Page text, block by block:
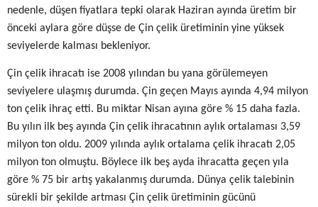
nedenle, düşen fiyatlara tepki olarak Haziran ayında üretim bir
önceki aylara göre düşse de Çin çelik üretiminin yine yüksek
seviyelerde kalması bekleniyor.
Çin çelik ihracatı ise 2008 yılından bu yana görülemeyen
seviyelere ulaşmış durumda. Çin geçen Mayıs ayında 4,94 milyon
ton çelik ihraç etti. Bu miktar Nisan ayına göre % 15 daha fazla.
Bu yılın ilk beş ayında Çin çelik ihracatının aylık ortalaması 3,59
milyon ton oldu. 2009 yılında aylık ortalama çelik ihracatı 2,05
milyon ton olmuştu. Böylece ilk beş ayda ihracatta geçen yıla
göre % 75 bir artış yakalanmış durumda. Dünya çelik talebinin
sürekli bir şekilde artması Çin çelik üretiminin gücünü